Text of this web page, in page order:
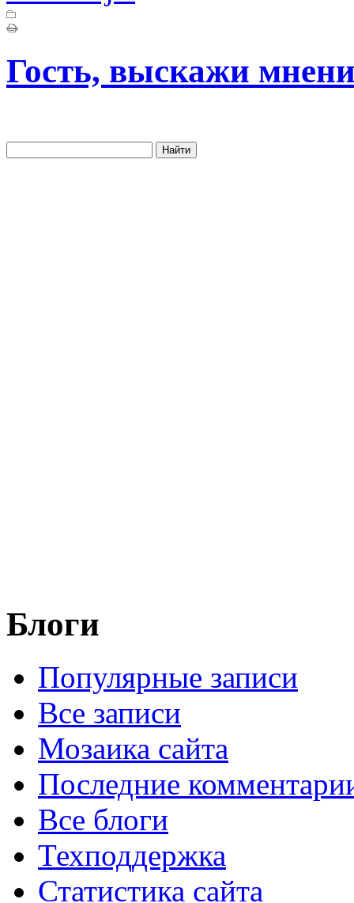
Гость, выскажи
Блоги
Популярные записи
Все записи
Мозаика сайта
Последние
Все блоги
Техподдержка
Статистика сайта